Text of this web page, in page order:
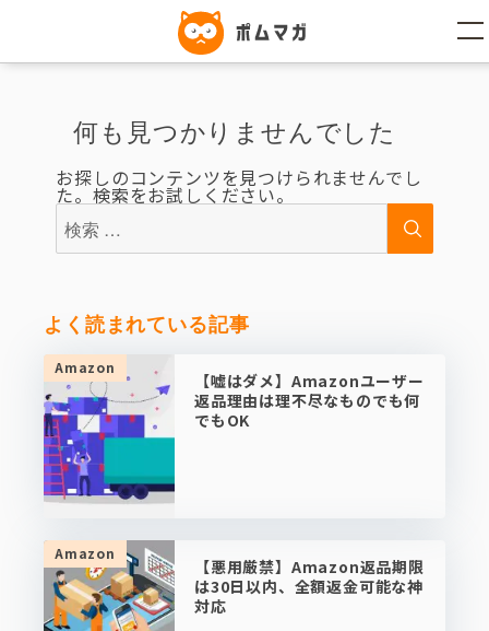
ン
何も見つかりませんでした
お探しのコンテンツを見つけられませんでし
た。検索をお試しください。
検
索:
検
よく読まれている記事
Amazon
【嘘はダメ】Amazonユーザー
返品理由は理不尽なものでも何
でもOK
Amazon
【悪用厳禁】Amazon返品期限
は30日以内、全額返金可能な神
対応